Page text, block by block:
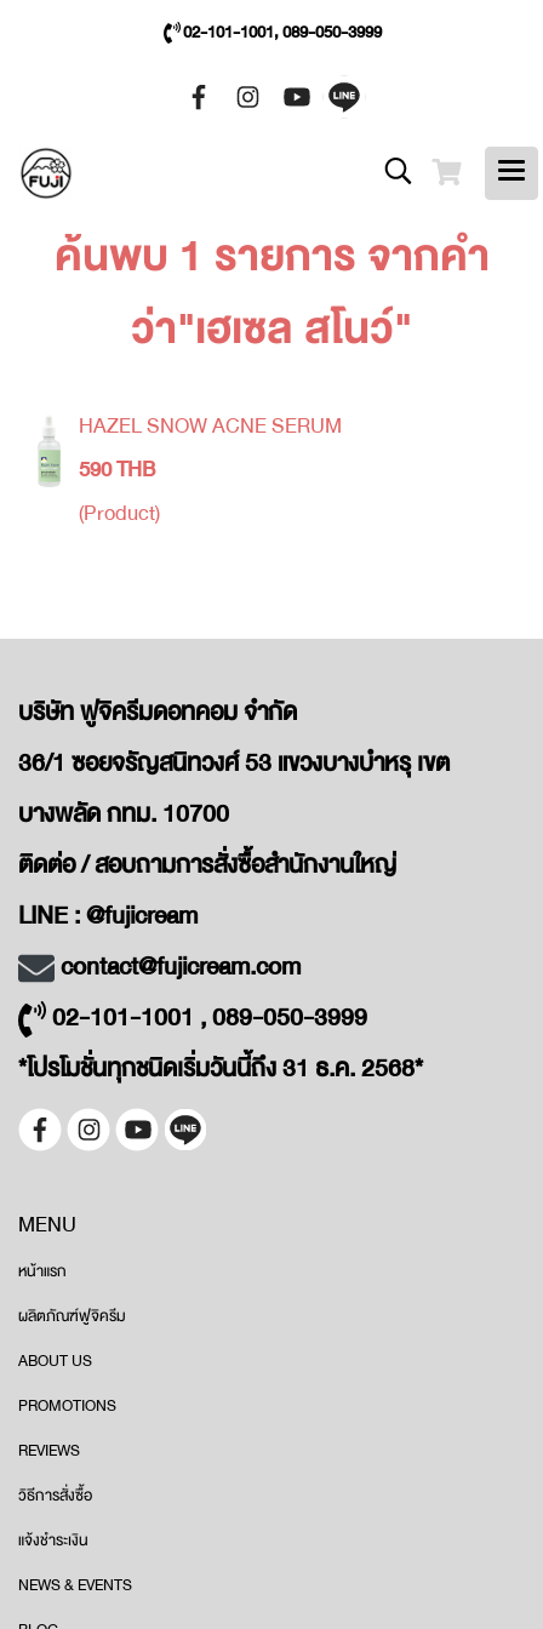
02-101-1001, 089-050-3999
ค้นพบ 1 รายการ จากคำ
ว่า"เฮเซล สโนว์"
HAZEL SNOW ACNE SERUM
590 THB
(Product)
บริษัท ฟูจิครีมดอทคอม จำกัด
36/1 ซอยจรัญสนิทวงศ์ 53 แขวงบางบำหรุ เขต
บางพลัด กทม. 10700
ติดต่อ / สอบถามการสั่งซื้อสำนักงานใหญ่
LINE : @fujicream
contact@fujicream.com
02-101-1001 , 089-050-3999
*โปรโมชั่นทุกชนิดเริ่มวันนี้ถึง 31 ธ.ค. 2568*
MENU
หน้าแรก
ผลิตภัณฑ์ฟูจิครีม
ABOUT US
PROMOTIONS
REVIEWS
วิธีการสั่งซื้อ
แจ้งชำระเงิน
NEWS & EVENTS